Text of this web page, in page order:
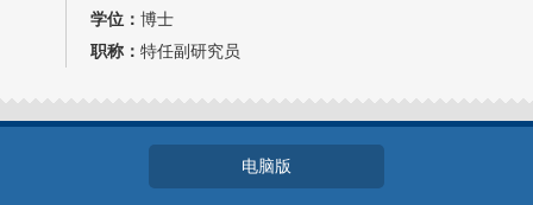
学位： 博士
职称： 特任副研究员
电脑版